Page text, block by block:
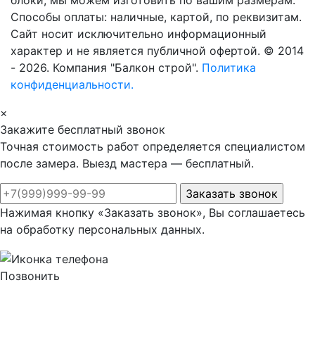
Способы оплаты: наличные, картой, по реквизитам.
Сайт носит исключительно информационный
характер и не является публичной офертой. © 2014
- 2026. Компания "Балкон строй". Политика
конфиденциальности.
×
Закажите бесплатный звонок
Точная стоимость работ определяется специалистом
после замера. Выезд мастера — бесплатный.
Нажимая кнопку «Заказать звонок», Вы соглашаетесь
на обработку персональных данных.
Позвонить